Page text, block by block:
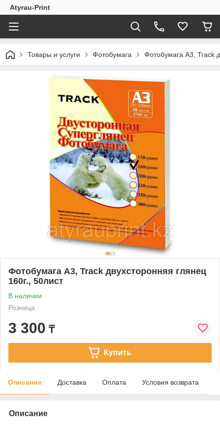
Atyrau-Print
Товары и услуги Фотобумага Фотобумага А3, Track
Фотобумага А3, Track двухсторонняя глянец
160г., 50лист
В наличии
Розница
3 300 ₸
Купить
Описание Доставка Оплата Условия возврата
Описание